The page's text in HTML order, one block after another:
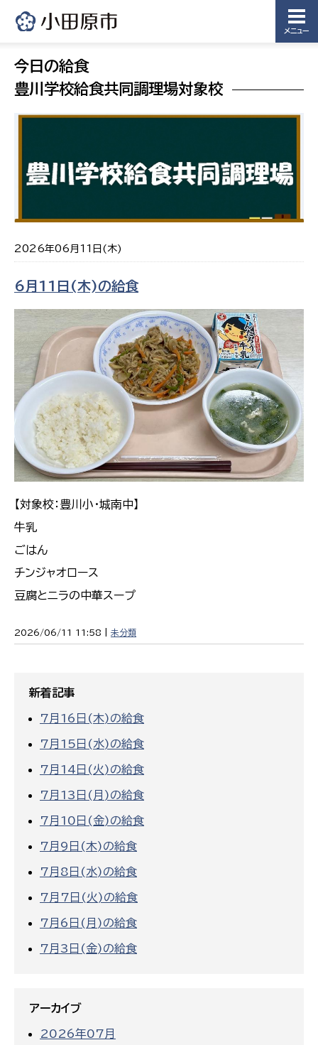
メニュー
今日の給食
豊川学校給食共同調理場対象校
2026年06月11日(木)
6月11日(木)の給食
【対象校：豊川小・城南中】
牛乳
ごはん
チンジャオロース
豆腐とニラの中華スープ
2026/06/11 11:58 | 未分類
新着記事
7月16日(木)の給食
7月15日(水)の給食
7月14日(火)の給食
7月13日(月)の給食
7月10日(金)の給食
7月9日(木)の給食
7月8日(水)の給食
7月7日(火)の給食
7月6日(月)の給食
7月3日(金)の給食
アーカイブ
2026年07月